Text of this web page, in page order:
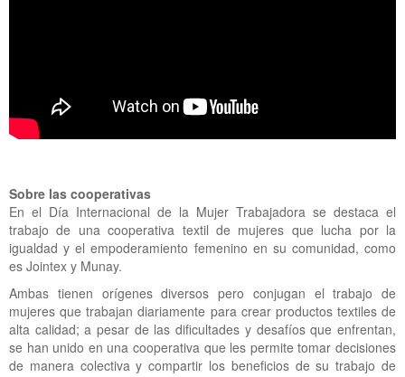
Sobre las cooperativas
En el Día Internacional de la Mujer Trabajadora se destaca el
trabajo de una cooperativa textil de mujeres que lucha por la
igualdad y el empoderamiento femenino en su comunidad, como
es Jointex y Munay.
Ambas tienen orígenes diversos pero conjugan el trabajo de
mujeres que trabajan diariamente para crear productos textiles de
alta calidad; a pesar de las dificultades y desafíos que enfrentan,
se han unido en una cooperativa que les permite tomar decisiones
de manera colectiva y compartir los beneficios de su trabajo de